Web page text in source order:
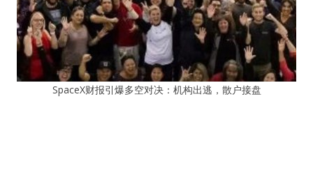
SpaceX财报引爆多空对决：机构出逃，散户接盘